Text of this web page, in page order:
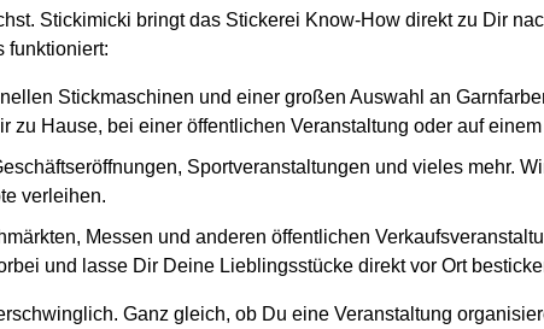
Stickimicki bringt das Stickerei Know-How direkt zu Dir
funktioniert:
Stickmaschinen und einer großen Auswahl an
zu Hause, bei einer öffentlichen Veranstaltung oder auf
Sportveranstaltungen und vieles mehr.
verleihen.
Messen und anderen öffentlichen
und lasse Dir Deine Lieblingsstücke direkt vor Ort
Ganz gleich, ob Du eine Veranstaltung